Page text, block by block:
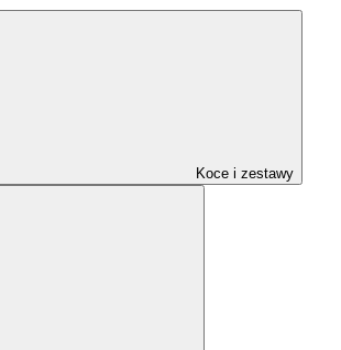
Koce i zestawy